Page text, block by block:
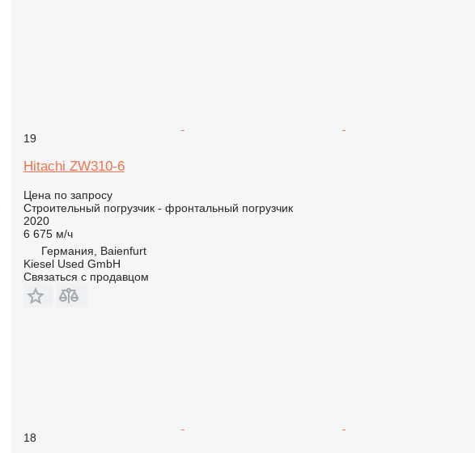
19
Hitachi ZW310-6
Цена по запросу
Строительный погрузчик - фронтальный погрузчик
2020
6 675 м/ч
Германия, Baienfurt
Kiesel Used GmbH
Связаться с продавцом
18